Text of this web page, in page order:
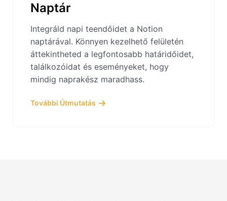
Naptár
Integráld napi teendőidet a Notion
naptárával. Könnyen kezelhető felületén
áttekintheted a legfontosabb határidőidet,
találkozóidat és eseményeket, hogy
mindig naprakész maradhass.
További Útmutatás